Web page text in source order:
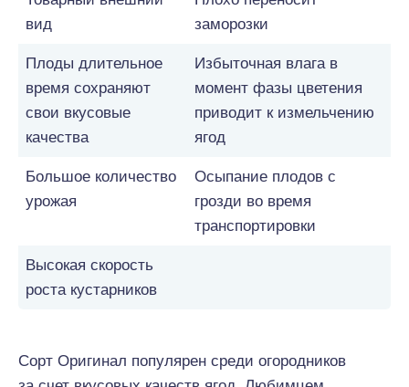
вид
заморозки
Плоды длительное
время сохраняют
свои вкусовые
качества
Избыточная влага в
момент фазы цветения
приводит к измельчению
ягод
Большое количество
урожая
Осыпание плодов с
грозди во время
транспортировки
Высокая скорость
роста кустарников
Сорт Оригинал популярен среди огородников